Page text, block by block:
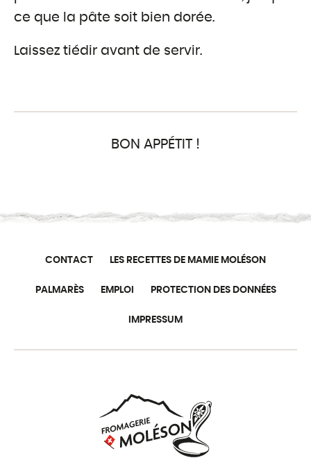
ce que la pâte soit bien dorée.
Laissez tiédir avant de servir.
BON APPÉTIT !
CONTACT LES RECETTES DE MAMIE MOLÉSON
PALMARÈS EMPLOI PROTECTION DES DONNÉES
IMPRESSUM